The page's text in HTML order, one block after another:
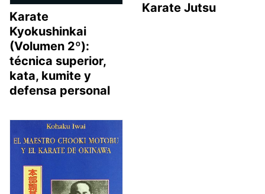
Karate
Kyokushinkai
(Volumen 2º):
técnica superior,
kata, kumite y
defensa personal
Karate Jutsu